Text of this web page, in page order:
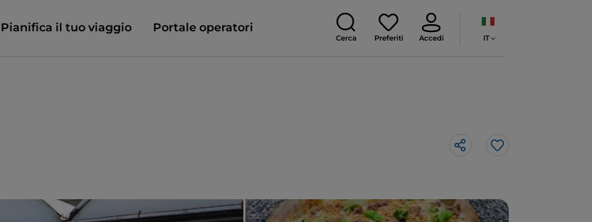
Pianifica il tuo viaggio Portale operatori
Cerca Preferiti Accedi IT
Like